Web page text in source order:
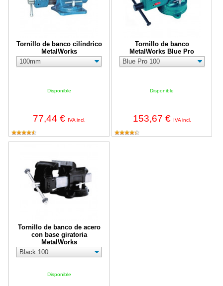
Tornillo de banco cilíndrico
MetalWorks
Disponible
77,44 € IVA incl.
Tornillo de banco
MetalWorks Blue Pro
Disponible
153,67 € IVA incl.
Tornillo de banco de acero
con base giratoria
MetalWorks
Disponible